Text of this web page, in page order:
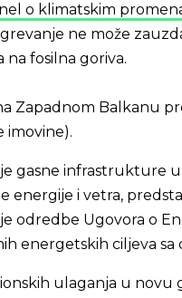
o klimatskim
ne može
na fosilna goriva.
Zapadnom Balkanu
imovine).
gasne infrastrukture
energije i vetra,
odredbe Ugovora o
energetskih ciljeva sa
ulaganja u